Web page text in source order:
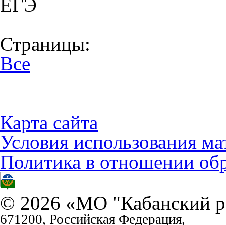
ЕГЭ
Страницы:
Все
Карта сайта
Условия использования
Политика в отношении
© 2026 «МО "Кабанский
671200, Российская Федерация,